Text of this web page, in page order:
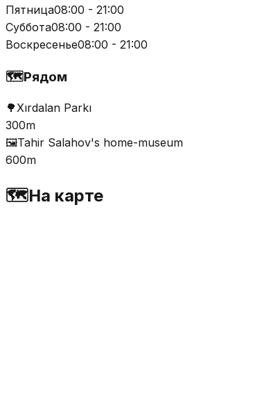
Пятница08:00 - 21:00
Суббота08:00 - 21:00
Воскресенье08:00 - 21:00
🗺️Рядом
🌳Xırdalan Parkı
300m
🖼️Tahir Salahov's home-museum
600m
🗺️На карте